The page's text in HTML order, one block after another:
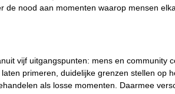
de nood aan momenten waarop mensen
vijf uitgangspunten: mens en community
primeren, duidelijke grenzen stellen op
als losse momenten. Daarmee